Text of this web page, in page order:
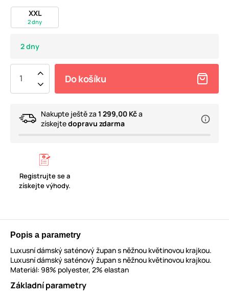
XXL
2 dny
2 dny
Do košíku
Nakupte ještě za 1 299,00 Kča
získejtedopravu zdarma
Registrujte se a
získejte výhody.
Popis a parametry
Luxusní dámský saténový župan s něžnou květinovou krajkou.
Luxusní dámský saténový župan s něžnou květinovou krajkou.
Materiál: 98% polyester, 2% elastan
Základní parametry